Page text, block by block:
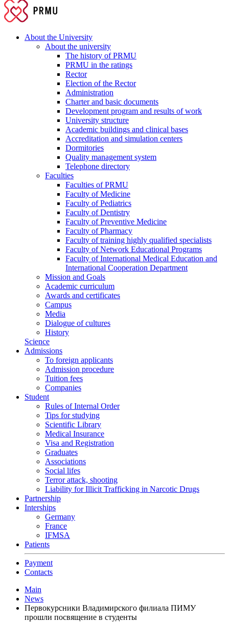
About the University
About the university
The history of PRMU
PRMU in the ratings
Rector
Election of the Rector
Administration
Charter and basic documents
Development program and results of work
University structure
Academic buildings and clinical bases
Accreditation and simulation centers
Dormitories
Quality management system
Telephone directory
Faculties
Faculties of PRMU
Faculty of Medicine
Faculty of Pediatrics
Faculty of Dentistry
Faculty of Preventive Medicine
Faculty of Pharmacy
Faculty of training highly qualified specialists
Faculty of Network Educational Programs
Faculty of International Medical Education and
International Cooperation Department
Mission and Goals
Academic curriculum
Awards and certificates
Campus
Media
Dialogue of cultures
History
Science
Admissions
To foreign applicants
Admission procedure
Tuition fees
Companies
Student
Rules of Internal Order
Tips for studying
Scientific Library
Medical Insurance
Visa and Registration
Graduates
Associations
Social lifes
Terror attack, shooting
Liability for Illicit Trafficking in Narcotic Drugs
Partnership
Interships
Germany
France
IFMSA
Patients
Payment
Contacts
Main
News
Первокурсники Владимирского филиала ПИМУ
прошли посвящение в студенты